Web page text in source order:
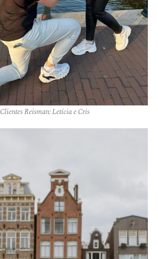
Clientes Reisman: Letícia e Cris